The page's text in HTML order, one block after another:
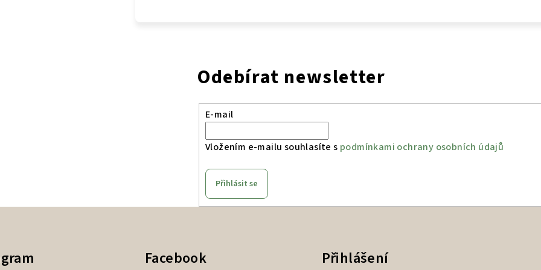
Odebírat newsletter
E-mail
Vložením e-mailu souhlasíte s podmínkami ochrany osobních údajů
Přihlásit se
Facebook Přihlášení